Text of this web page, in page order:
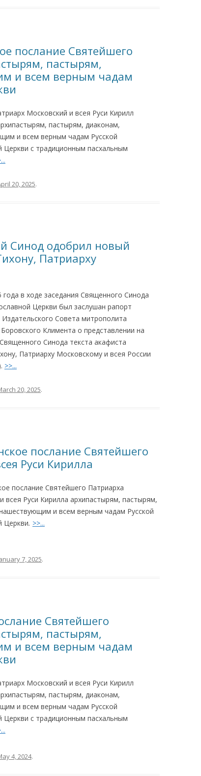
послание Святейшего
пастырям,
и всем верным чадам
Московский и всея Руси Кирилл
пастырям, диаконам,
и всем верным чадам Русской
Церкви с традиционным пасхальным
20, 2025.
Синод одобрил новый
Патриарху
года в ходе заседания Священного Синода
Церкви был заслушан рапорт
Издательского Совета митрополита
Климента о представлении на
Синода текста акафиста
Патриарху Московскому и всея России
>>...
20, 2025.
послание Святейшего
Руси Кирилла
послание Святейшего Патриарха
всея Руси Кирилла архипастырям, пастырям,
и всем верным чадам Русской
Церкви. >>...
7, 2025.
Святейшего
пастырям,
и всем верным чадам
Московский и всея Руси Кирилл
пастырям, диаконам,
и всем верным чадам Русской
Церкви с традиционным пасхальным
4, 2024.